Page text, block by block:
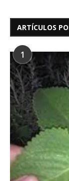
ARTÍCULOS
1